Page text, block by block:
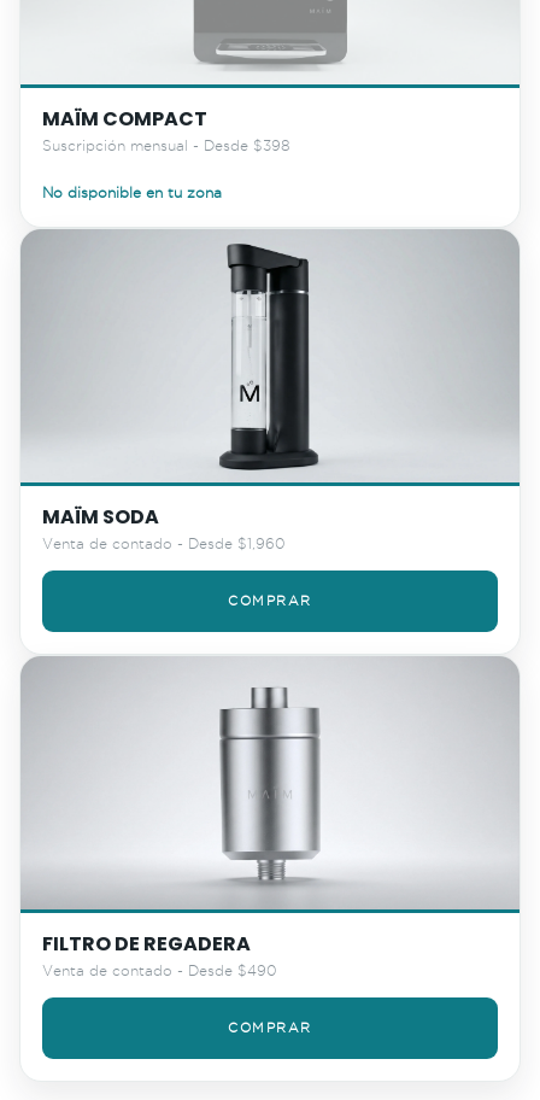
MAÏM COMPACT
Suscripción mensual - Desde $398
No disponible en tu zona
MAÏM SODA
Venta de contado - Desde $1,960
COMPRAR
FILTRO DE REGADERA
Venta de contado - Desde $490
COMPRAR